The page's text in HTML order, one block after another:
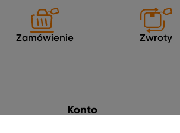
Zamówienie Zwroty
Konto